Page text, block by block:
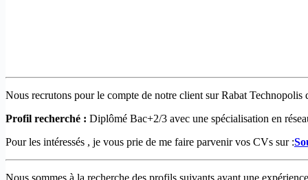
Nous recrutons pour le compte de notre client sur Rabat
Profil recherché : Diplômé Bac+2/3 avec une spécialisation en
Pour les intéressés , je vous prie de me faire parvenir vos CVs sur :
Nous sommes à la recherche des profils suivants ayant une